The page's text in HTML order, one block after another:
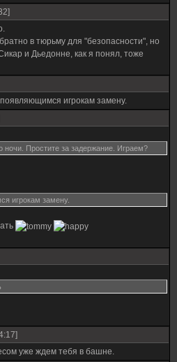
в тюрьму для "безопасности", но
и Дьедонне, как я понял, тоже
игрокам замену.
ночи. Простите за задержание. Играем?
игрокам замену.
уже ждем тебя в башне.